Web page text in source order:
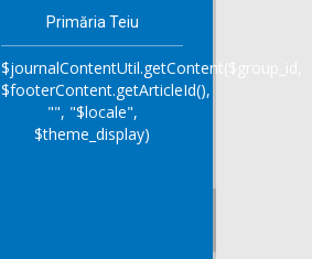
Primăria Teiu
$journalContentUtil.getContent($group_id,
$footerContent.getArticleId(),
"", "$locale",
$theme_display)